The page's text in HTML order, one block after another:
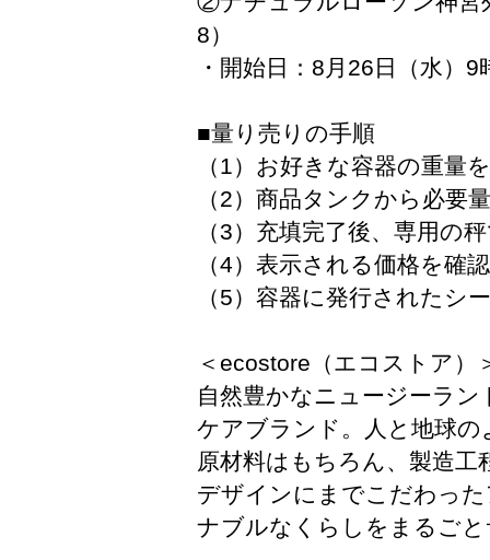
8）
・開始日：8月26日（水）9
■量り売りの手順
（1）お好きな容器の重量
（2）商品タンクから必要
（3）充填完了後、専用の
（4）表示される価格を確
（5）容器に発行されたシ
＜ecostore（エコストア）
自然豊かなニュージーラ
ケアブランド。人と地球
原材料はもちろん、製造工
デザインにまでこだわっ
ナブルなくらしをまるご